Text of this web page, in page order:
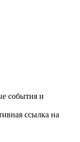
события и
ссылка на